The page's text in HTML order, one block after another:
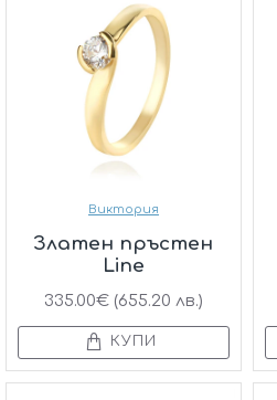
Виктория
Златен пръстен
Line
335.00€ (655.20 лв.)
КУПИ